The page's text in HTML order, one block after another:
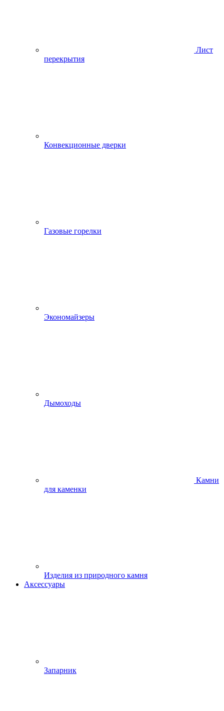
Лист
перекрытия
Конвекционные дверки
Газовые горелки
Экономайзеры
Дымоходы
Камни
для каменки
Изделия из природного камня
Аксессуары
Запарник